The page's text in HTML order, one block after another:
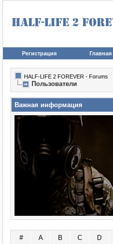
Регистрация Главная
HALF-LIFE 2 FOREVER - Forums
Пользователи
Важная информация
# A B C D